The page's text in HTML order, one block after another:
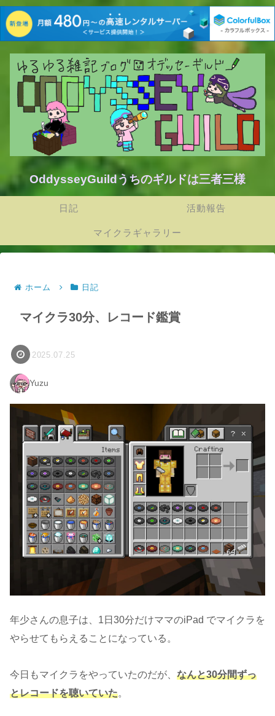
OddysseyGuildうちのギルドは三者三様
日記 活動報告
マイクラギャラリー
ホーム 日記
マイクラ30分、レコード鑑賞
2025.07.25
Yuzu
年少さんの息子は、1日30分だけママのiPad でマイクラを
やらせてもらえることになっている。
今日もマイクラをやっていたのだが、 なんと30分間ずっ
とレコードを聴いていた。